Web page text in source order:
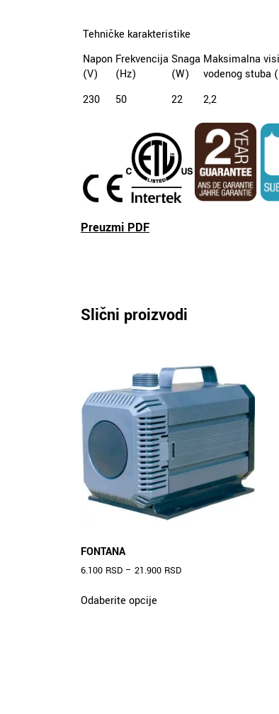
Tehničke karakteristike
Napon
(V)
Frekvencija
(Hz)
Snaga
(W)
Maksimalna
vodenog stuba
230
50 22 2,2
Preuzmi PDF
Slični proizvodi
FONTANA
6.100 RSD – 21.900 RSD
Odaberite opcije